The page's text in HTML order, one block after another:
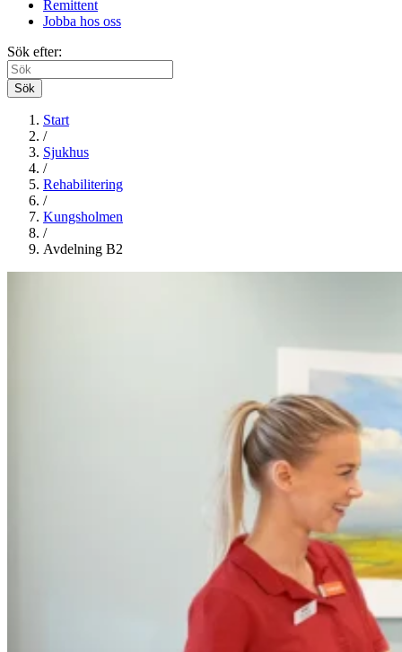
Remittent
Jobba hos oss
Sök efter:
Sök
Start
/
Sjukhus
/
Rehabilitering
/
Kungsholmen
/
Avdelning B2